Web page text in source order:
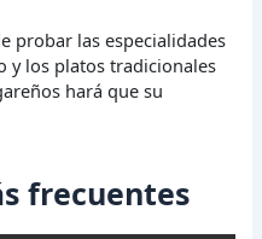
probar las especialidades
y los platos tradicionales
hará que su
frecuentes